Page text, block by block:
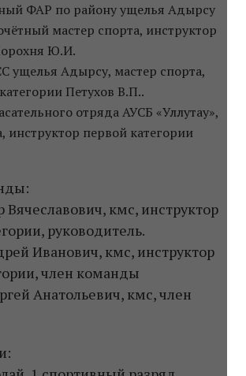
ФАР по району ущелья Адырсу
мастер спорта, инструктор
Ю.И.
ущелья Адырсу, мастер спорта,
Петухов В.П..
отряда АУСБ «Уллутау»,
инструктор первой категории
Вячеславович, кмс, инструктор
руководитель.
Иванович, кмс, инструктор
член команды
Анатольевич, кмс, член